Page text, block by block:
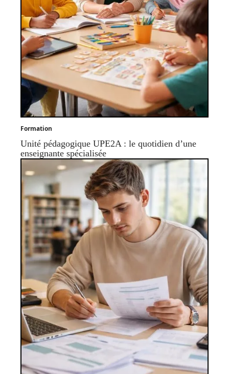
Formation
Unité pédagogique UPE2A : le quotidien d’une
enseignante spécialisée